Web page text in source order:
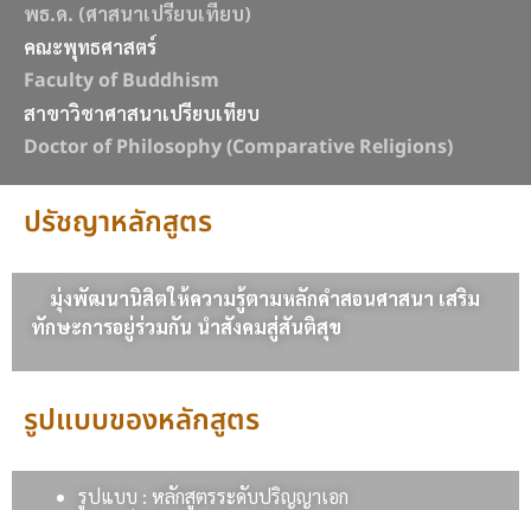
พธ.ด. (ศาสนาเปรียบเทียบ)
คณะพุทธศาสตร์
Faculty of Buddhism
สาขาวิชาศาสนาเปรียบเทียบ
Doctor of Philosophy (Comparative Religions)
ปรัชญาหลักสูตร
มุ่งพัฒนานิสิตให้ความรู้ตามหลักคำสอนศาสนา เสริม
ทักษะการอยู่ร่วมกัน นำสังคมสู่สันติสุข
รูปแบบของหลักสูตร
รูปแบบ : หลักสูตรระดับปริญญาเอก